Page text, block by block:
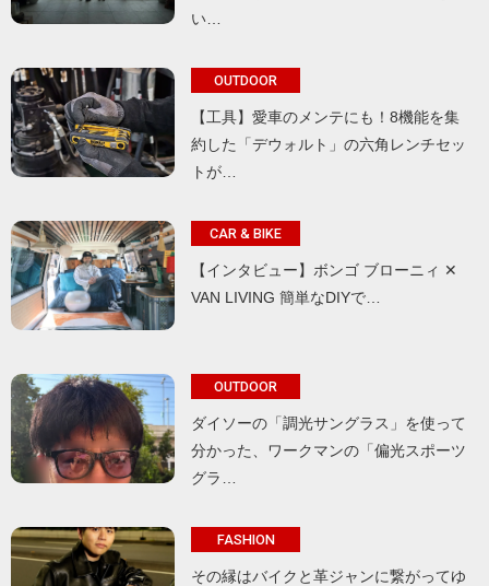
い…
OUTDOOR
【工具】愛車のメンテにも！8機能を集
約した「デウォルト」の六角レンチセッ
トが…
CAR & BIKE
【インタビュー】ボンゴ ブローニィ ✕
VAN LIVING 簡単なDIYで…
OUTDOOR
ダイソーの「調光サングラス」を使って
分かった、ワークマンの「偏光スポーツ
グラ…
FASHION
その縁はバイクと革ジャンに繋がってゆ